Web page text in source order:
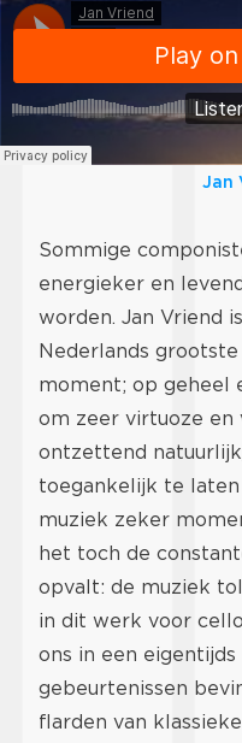
Jan
Sommige
energieker en
worden. Jan Vriend
Nederlands
moment; op geheel
om zeer virtuoze en
ontzettend
toegankelijk te
muziek zeker
het toch de
opvalt: de muziek
in dit werk voor
ons in een eigentijds
gebeurtenissen
flarden van